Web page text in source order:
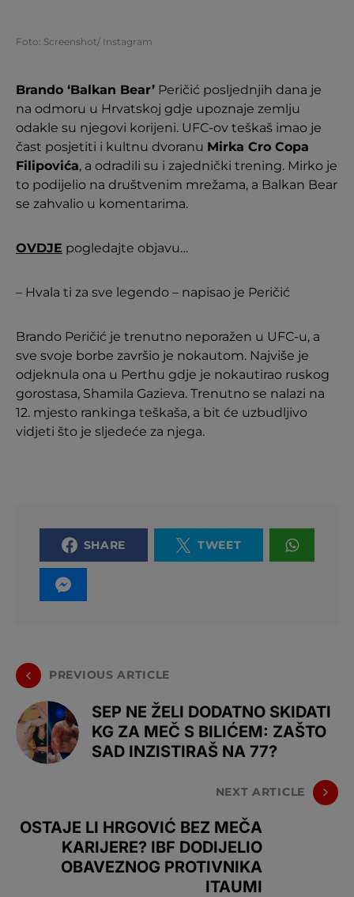
Foto: Screenshot/ Instagram
Brando ‘Balkan Bear’ Peričić posljednjih dana je
na odmoru u Hrvatskoj gdje upoznaje zemlju
odakle su njegovi korijeni. UFC-ov teškaš imao je
čast posjetiti i kultnu dvoranu Mirka Cro Copa
Filipovića, a odradili su i zajednički trening. Mirko je
to podijelio na društvenim mrežama, a Balkan Bear
se zahvalio u komentarima.
OVDJE pogledajte objavu…
– Hvala ti za sve legendo – napisao je Peričić
Brando Peričić je trenutno neporažen u UFC-u, a
sve svoje borbe završio je nokautom. Najviše je
odjeknula ona u Perthu gdje je nokautirao ruskog
gorostasa, Shamila Gazieva. Trenutno se nalazi na
12. mjesto rankinga teškaša, a bit će uzbudljivo
vidjeti što je sljedeće za njega.
SHARE TWEET
PREVIOUS ARTICLE
SEP NE ŽELI DODATNO SKIDATI
KG ZA MEČ S BILIĆEM: ZAŠTO
SAD INZISTIRAŠ NA 77?
NEXT ARTICLE
OSTAJE LI HRGOVIĆ BEZ MEČA
KARIJERE? IBF DODIJELIO
OBAVEZNOG PROTIVNIKA
ITAUMI